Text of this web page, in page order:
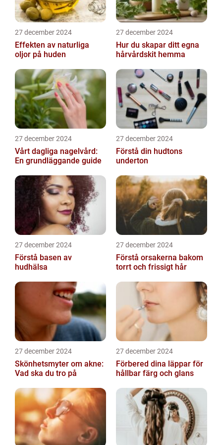
27 december 2024
Effekten av naturliga
oljor på huden
27 december 2024
Hur du skapar ditt egna
hårvårdskit hemma
27 december 2024
Vårt dagliga nagelvård:
En grundläggande guide
27 december 2024
Förstå din hudtons
underton
27 december 2024
Förstå basen av
hudhälsa
27 december 2024
Förstå orsakerna bakom
torrt och frissigt hår
27 december 2024
Skönhetsmyter om akne:
Vad ska du tro på
27 december 2024
Förbered dina läppar för
hållbar färg och glans